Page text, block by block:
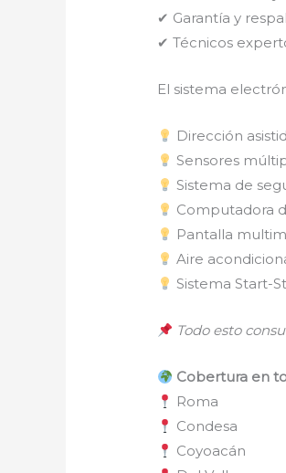
✔ Garantía y
✔ Técnicos
El sistema
Dirección
Sensores
Sistema de
Computadora
Pantalla
Aire
Sistema Start-
Todo esto
Cobertura en
Roma
Condesa
Coyoacán